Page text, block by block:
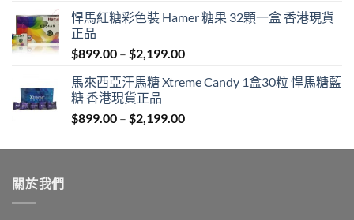
$759.00
$1,939.00
悍馬紅糖彩色裝 Hamer 糖果 32顆一盒 香港現貨
正品
$899.00 – $2,199.00Price
$899.00
$2,199.00
馬來西亞汗馬糖 Xtreme Candy 1盒30粒 悍馬糖藍
糖 香港現貨正品
$899.00 – $2,199.00Price
$899.00
關於我們